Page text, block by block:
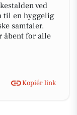
ved
til en hyggelig
samtaler.
åbent for alle
Kopiér link